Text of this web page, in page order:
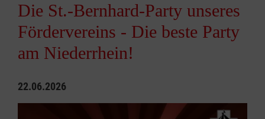
Die St.-Bernhard-Party unseres
Fördervereins - Die beste Party
am Niederrhein!
22.06.2026